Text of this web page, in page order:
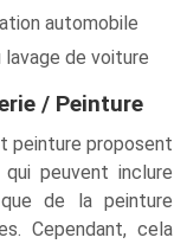
automobile
de voiture
/ Peinture
peinture proposent
peuvent inclure
de la peinture
Cependant, cela